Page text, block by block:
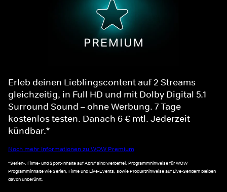
Erleb deinen Lieblingscontent auf 2 Streams
gleichzeitig, in Full HD und mit Dolby Digital 5.1
Surround Sound – ohne Werbung. 7 Tage
kostenlos testen. Danach 6 € mtl. Jederzeit
kündbar.*
Noch mehr Informationen zu WOW Premium
*Serien-, Filme- und Sport-Inhalte auf Abruf sind werbefrei. Programmhinweise für WOW
Programminhalte wie Serien, Filme und Live-Events, sowie Produkthinweise auf Live-Sendern bleiben
davon unberührt.